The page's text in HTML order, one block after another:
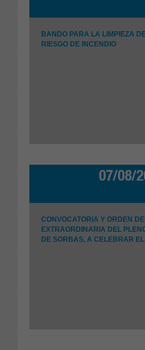
BANDO PARA LA LIMPIEZA
RIESGO DE INCENDIO
07/08/
CONVOCATORIA Y ORDEN
EXTRAORDINARIA DEL
DE SORBAS, A CELEBRAR